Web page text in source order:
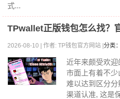
式...
TPwallet正版钱包怎么找？
2026-08-10 | 作者: TP钱包官方网站 | 分类
近年来颇受欢迎
市面上有着不
难以达到区分
渠道认准, 这是